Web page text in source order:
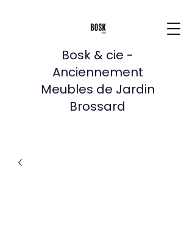
Bosk & cie -
Anciennement
Meubles de Jardin
Brossard